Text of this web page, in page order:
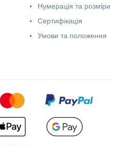
Нумерація та розміри
Сертифікація
Умови та положення